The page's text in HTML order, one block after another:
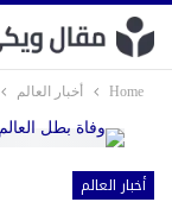
Home أخبار العالم
أخبار العالم